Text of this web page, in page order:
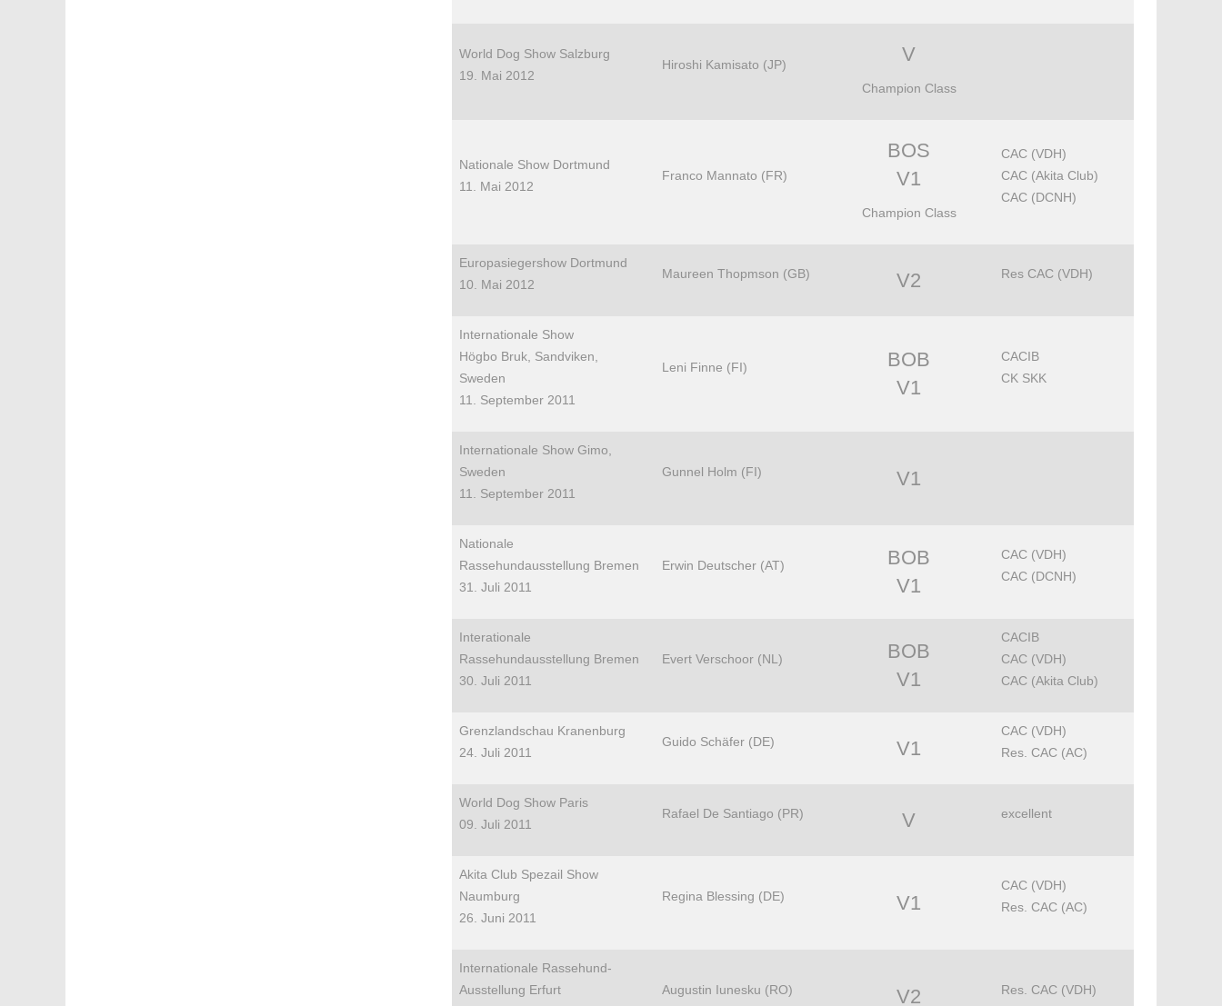
World Dog Show Salzburg
19. Mai 2012
Hiroshi Kamisato (JP) V
Champion Class
Nationale Show Dortmund
11. Mai 2012
Franco Mannato (FR)
BOS
V1
Champion Class
CAC (VDH)
CAC (Akita Club)
CAC (DCNH)
Europasiegershow Dortmund
10. Mai 2012
Maureen Thopmson (GB) V2 Res CAC (VDH)
Internationale Show
Högbo Bruk, Sandviken,
Sweden
11. September 2011
Leni Finne (FI)
BOB
V1
CACIB
CK SKK
Internationale Show Gimo,
Sweden
11. September 2011
Gunnel Holm (FI) V1
Nationale
Rassehundausstellung Bremen
31. Juli 2011
Erwin Deutscher (AT)
BOB
V1
CAC (VDH)
CAC (DCNH)
Interationale
Rassehundausstellung Bremen
30. Juli 2011
Evert Verschoor (NL)
BOB
V1
CACIB
CAC (VDH)
CAC (Akita Club)
Grenzlandschau Kranenburg
24. Juli 2011
Guido Schäfer (DE) V1
CAC (VDH)
Res. CAC (AC)
World Dog Show Paris
09. Juli 2011
Rafael De Santiago (PR) V excellent
Akita Club Spezail Show
Naumburg
26. Juni 2011
Regina Blessing (DE) V1
CAC (VDH)
Res. CAC (AC)
Internationale Rassehund-
Ausstellung Erfurt
Augustin Iunesku (RO) V2 Res. CAC (VDH)